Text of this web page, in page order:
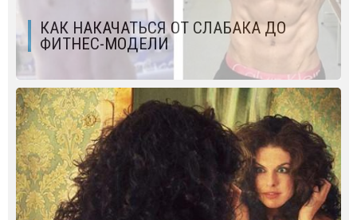
КАК НАКАЧАТЬСЯ ОТ СЛАБАКА ДО
ФИТНЕС-МОДЕЛИ